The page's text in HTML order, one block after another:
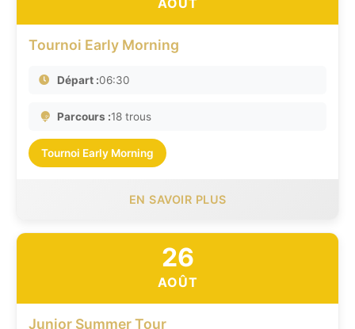
AOÛT
Tournoi Early Morning
Départ :06:30
Parcours :18 trous
Tournoi Early Morning
EN SAVOIR PLUS
26
AOÛT
Junior Summer Tour